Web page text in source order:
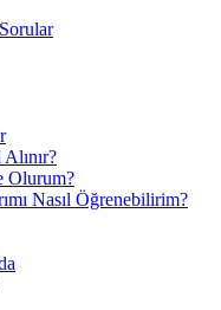
Olurum?
Nasıl Öğrenebilirim?